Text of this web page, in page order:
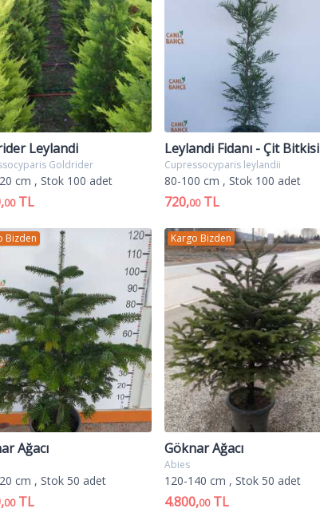
yan sürgünler aynı düzlem üzerinde ve birbirine
sert ve odunsudur, bir yılda odunlaşır ancak
aşı ile yapılır. Ilıman iklimlerde, derin ve gevşek
dayanır, bazı kere donlara da direnç gösterirler.
grup veya sıralar (çit/perde) kullanılır.
Leylandi
Goldrider
cm , Stok 100 adet
00TL
Leylandi Fidanı - Çit Bitkisi
Cupressocyparis leylandii
80-100 cm , Stok 100 adet
720,00TL
Bizden
Ağacı
cm , Stok 50 adet
00TL
Kargo Bizden
Göknar Ağacı
Abies
120-140 cm , Stok 50 adet
4.800,00TL